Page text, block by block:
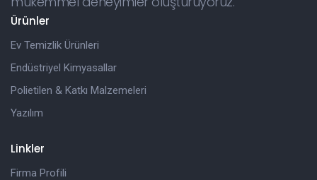
Ürünler
Ev Temizlik Ürünleri
Endüstriyel Kimyasallar
Polietilen & Katkı Malzemeleri
Yazılım
Linkler
Firma Profili